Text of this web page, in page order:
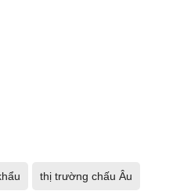
thị trường chấu Âu